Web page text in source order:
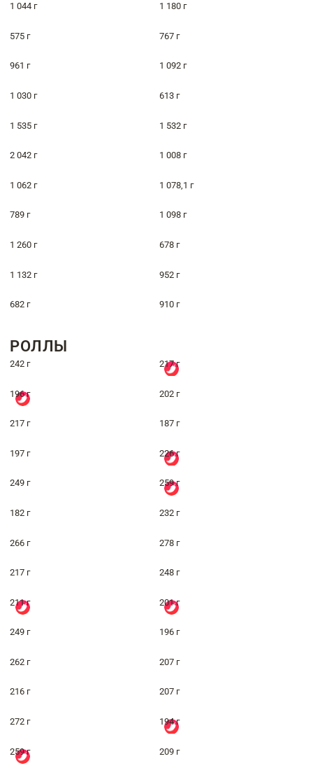
1 044 г 1 180 г
575 г 767 г
961 г 1 092 г
1 030 г 613 г
1 535 г 1 532 г
2 042 г 1 008 г
1 062 г 1 078,1 г
789 г 1 098 г
1 260 г 678 г
1 132 г 952 г
682 г 910 г
РОЛЛЫ
242 г 217 г
196 г 202 г
217 г 187 г
197 г 226 г
249 г 259 г
182 г 232 г
266 г 278 г
217 г 248 г
211 г 201 г
249 г 196 г
262 г 207 г
216 г 207 г
272 г 194 г
259 г 209 г